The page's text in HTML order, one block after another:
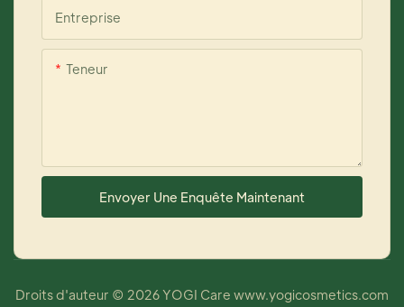
Entreprise
Teneur
Envoyer Une Enquête Maintenant
Droits d'auteur © 2026 YOGI Care www.yogicosmetics.com